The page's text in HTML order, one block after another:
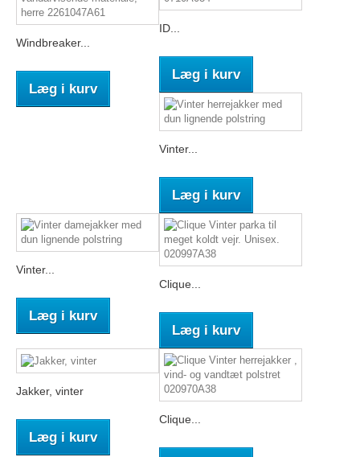
Windbreaker...
Læg i kurv
ID...
Læg i kurv
Vinter...
Læg i kurv
Vinter...
Læg i kurv
Clique...
Læg i kurv
Jakker, vinter
Læg i kurv
Clique...